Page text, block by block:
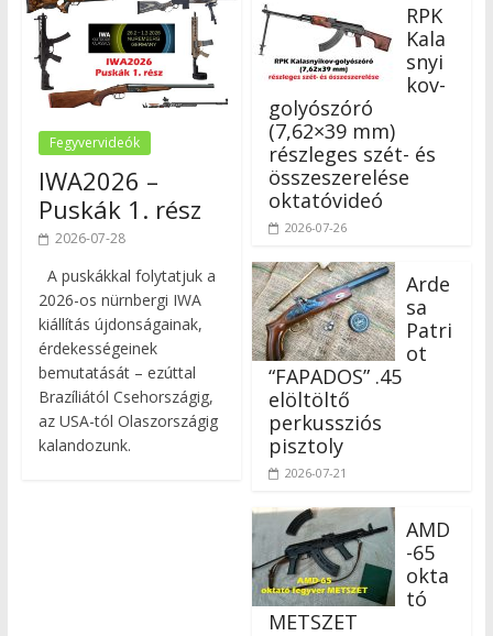
Fegyvervideók
IWA2026 –
Puskák 1. rész
2026-07-28
A puskákkal folytatjuk a
2026-os nürnbergi IWA
kiállítás újdonságainak,
érdekességeinek
bemutatását – ezúttal
Brazíliától Csehországig,
az USA-tól Olaszországig
kalandozunk.
RPK
Kala
snyi
kov-
golyószóró
(7,62×39 mm)
részleges szét- és
összeszerelése
oktatóvideó
2026-07-26
Arde
sa
Patri
ot
“FAPADOS” .45
elöltöltő
perkussziós
pisztoly
2026-07-21
AMD
-65
okta
tó
METSZET